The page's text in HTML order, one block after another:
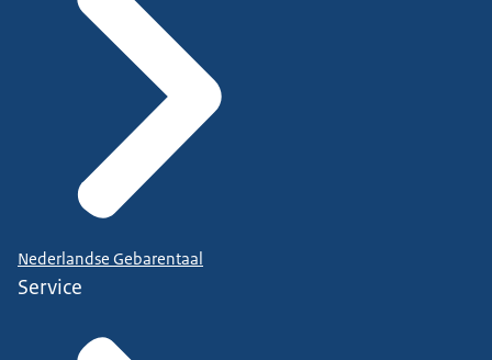
Nederlandse Gebarentaal
Service